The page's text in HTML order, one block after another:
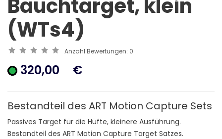
Bauchtarget, klein
(WTs4)
Anzahl Bewertungen: 0
320,00 €
Bestandteil des ART Motion Capture Sets
Passives Target für die Hüfte, kleinere Ausführung.
Bestandteil des ART Motion Capture Target Satzes.